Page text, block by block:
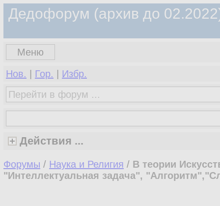
Дедофорум (архив до
Меню
Нов. Гор. Избр.
Действия ...
Форумы / Наука и Религия / В теории
"Интеллектуальная задача",